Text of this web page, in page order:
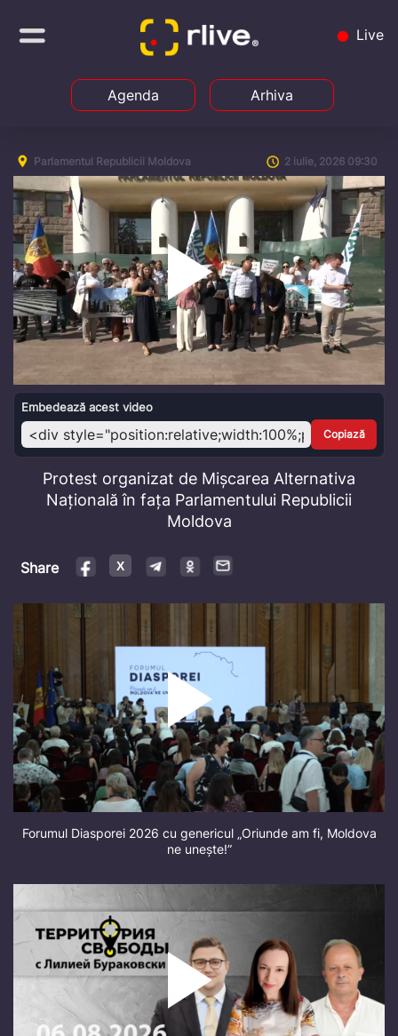
Live
Agenda Arhiva
Parlamentul Republicii Moldova 2 iulie, 2026 09:30
Play
Video
Embedează acest video
Copiază
Protest organizat de Mișcarea Alternativa
Națională în fața Parlamentului Republicii
Moldova
Share
Forumul Diasporei 2026 cu genericul „Oriunde am fi, Moldova
ne unește!”